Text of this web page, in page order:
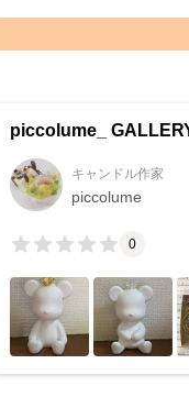
piccolume_
キャンドル作家
piccolume
0